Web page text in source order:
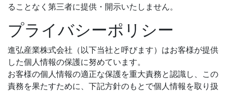
ることなく第三者に提供・開示いたしません。
プライバシーポリシー
進弘産業株式会社（以下当社と呼びます）はお客様が提供
した個人情報の保護に努めています。
お客様の個人情報の適正な保護を重大責務と認識し、この
責務を果たすために、下記方針のもとで個人情報を取り扱